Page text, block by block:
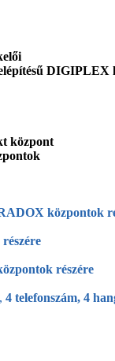
DIGIPLEX
központ
központok
részére
, 4 telefonszám, 4